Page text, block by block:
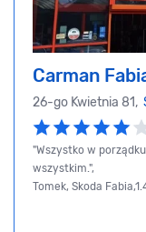
Carman
26-go Kwietnia 81,
"Wszystko w
wszystkim.",
Tomek, Skoda